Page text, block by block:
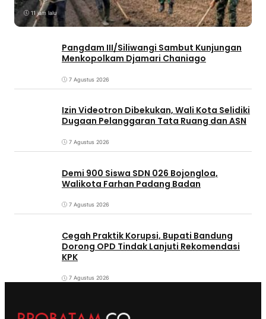
11 jam lalu
Pangdam III/Siliwangi Sambut Kunjungan
Menkopolkam Djamari Chaniago
7 Agustus 2026
Izin Videotron Dibekukan, Wali Kota Selidiki
Dugaan Pelanggaran Tata Ruang dan ASN
7 Agustus 2026
Demi 900 Siswa SDN 026 Bojongloa,
Walikota Farhan Padang Badan
7 Agustus 2026
Cegah Praktik Korupsi, Bupati Bandung
Dorong OPD Tindak Lanjuti Rekomendasi
KPK
7 Agustus 2026